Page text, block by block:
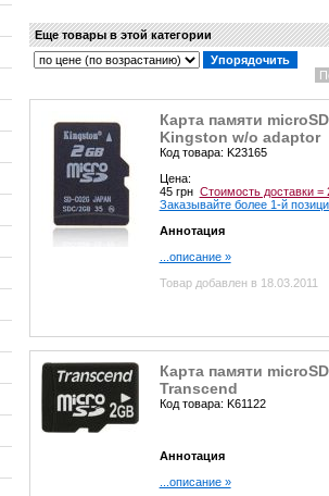
Еще товары в этой категории
Карта памяти
Kingston w/o adaptor
Код товара: K23165
Цена:
45 грн Стоимость доставки =
Заказывайте более 1-й
Аннотация
...описание »
Товар добавлен в 18.03.2011
Карта памяти
Transcend
Код товара: K61122
Аннотация
...описание »